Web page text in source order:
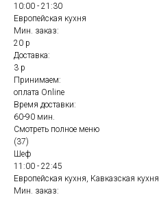
10:00 - 21:30
Европейская кухня
Мин. заказ:
20 р
Доставка:
3 р
Принимаем:
оплата Online
Время доставки:
60-90 мин.
Смотреть полное меню
(37)
Шеф
11:00 - 22:45
Европейская кухня, Кавказская кухня
Мин. заказ: